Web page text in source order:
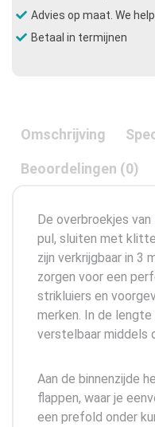
Advies op maat. We
Betaal in termijnen
Omschrijving
Beoordelingen (0)
De overbroekjes
pul, sluiten met
zijn verkrijgbaar in 3
zorgen voor een
strikluiers en
merken. In de
verstelbaar middels
Aan de binnenzijde
flappen, waar je
een prefold onder